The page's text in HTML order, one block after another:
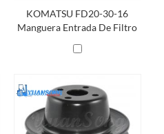
KOMATSU FD20-30-16
Manguera Entrada De Filtro